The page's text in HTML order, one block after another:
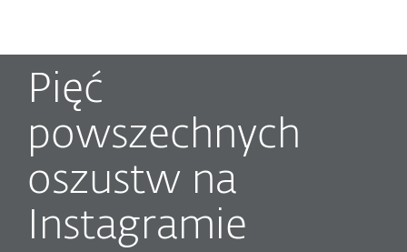
Pięć
powszechnych
oszustw na
Instagramie